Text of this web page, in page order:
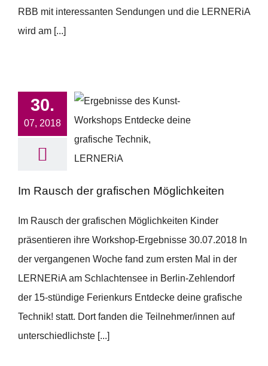
RBB mit interessanten Sendungen und die LERNERiA
wird am [...]
30.
07, 2018
Im Rausch der grafischen Möglichkeiten
Im Rausch der grafischen Möglichkeiten Kinder
präsentieren ihre Workshop-Ergebnisse 30.07.2018 In
der vergangenen Woche fand zum ersten Mal in der
LERNERiA am Schlachtensee in Berlin-Zehlendorf
der 15-stündige Ferienkurs Entdecke deine grafische
Technik! statt. Dort fanden die Teilnehmer/innen auf
unterschiedlichste [...]